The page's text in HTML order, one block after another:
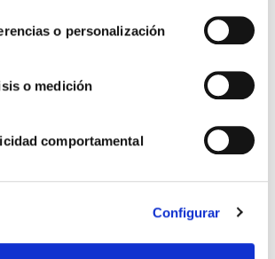
o personalización
o medición
comportamental
Configurar
para el Verano